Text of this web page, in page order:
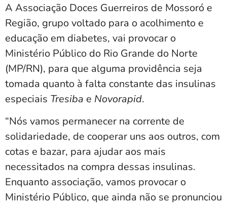
A Associação Doces Guerreiros de Mossoró e
Região, grupo voltado para o acolhimento e
educação em diabetes, vai provocar o
Ministério Público do Rio Grande do Norte
(MP/RN), para que alguma providência seja
tomada quanto à falta constante das insulinas
especiais Tresiba e Novorapid.
“Nós vamos permanecer na corrente de
solidariedade, de cooperar uns aos outros, com
cotas e bazar, para ajudar aos mais
necessitados na compra dessas insulinas.
Enquanto associação, vamos provocar o
Ministério Público, que ainda não se pronunciou